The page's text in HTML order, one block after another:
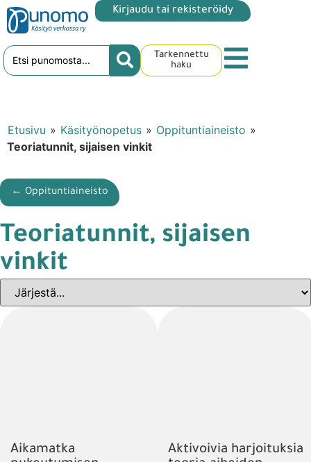
Kirjaudu tai rekisteröidy
Tarkennettu
haku
Etusivu » Käsityönopetus » Oppituntiaineisto »
Teoriatunnit, sijaisen vinkit
← Oppituntiaineisto
Teoriatunnit, sijaisen
vinkit
Aikamatka
Aktivoivia harjoituksia